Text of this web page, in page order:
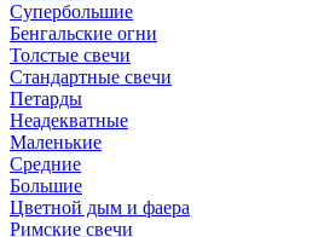
Супербольшие
Бенгальские огни
Толстые свечи
Стандартные свечи
Петарды
Неадекватные
Маленькие
Средние
Большие
Цветной дым и фаера
Римские свечи